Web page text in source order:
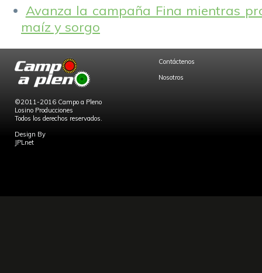
Avanza la campaña Fina mientras
maíz y sorgo
©2011-2016 Campo a Pleno
Losino Producciones
Todos los derechos reservados.
Design By
JPLnet
Contáctenos
Nosotros